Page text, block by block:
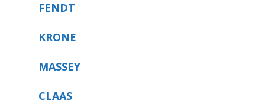
FENDT
KRONE
MASSEY
CLAAS